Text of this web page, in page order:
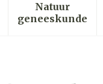
categorie
en
voor
Natuur
geneeskunde
Toon